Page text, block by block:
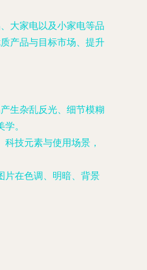
大家电以及小家电等品
产品与目标市场、提升
生杂乱反光、细节模糊
。
技元素与使用场景，
片在色调、明暗、背景